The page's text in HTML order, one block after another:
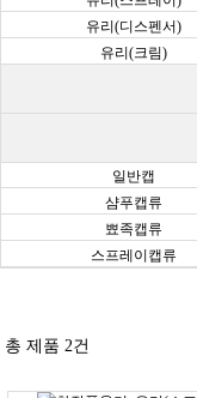
유리(디스펜서)
유리(크림)
일반캡
샴푸캡류
뾰족캡류
스프레이캡류
총 제품 2건